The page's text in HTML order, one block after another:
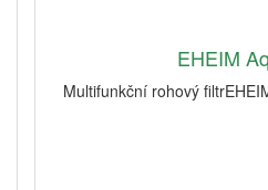
EHEIM
Multifunkční rohový